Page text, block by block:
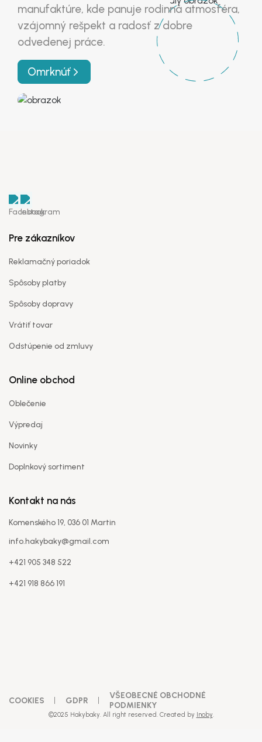
manufaktúre, kde panuje rodinná atmosféra,
vzájomný rešpekt a radosť z dobre
odvedenej práce.
Omrknúť
Heslo znova *
Zaregistrovať sa
Pre zákazníkov
Reklamačný poriadok
Spôsoby platby
Spôsoby dopravy
Vrátiť tovar
Odstúpenie od zmluvy
Online obchod
Oblečenie
Výpredaj
Novinky
Doplnkový sortiment
Kontakt na nás
Komenského 19, 036 01 Martin
info.hakybaky@gmail.com
+421 905 348 522
+421 918 866 191
COOKIES GDPR
VŠEOBECNÉ OBCHODNÉ
PODMIENKY
©2025 Hakybaky. All right reserved. Created by Inoby.